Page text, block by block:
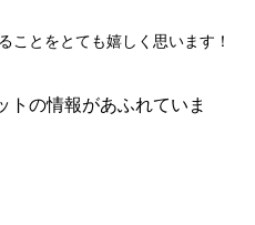
ことをとても嬉しく思います！
トの情報があふれていま